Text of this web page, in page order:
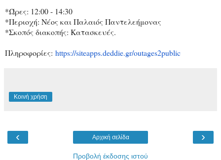
*Ώρες: 12:00 - 14:30
*Περιοχή: Νέος και Παλαιός Παντελεήμονας
*Σκοπός διακοπής: Κατασκευές.
Πληροφορίες: https://siteapps.deddie.gr/outages2public
Κοινή χρήση
‹ ›
Αρχική σελίδα
Προβολή έκδοσης ιστού